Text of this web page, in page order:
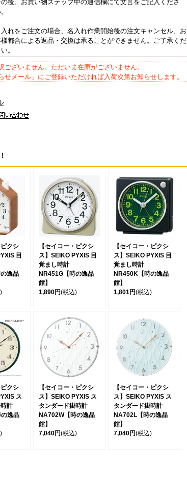
の後、お買い物ステップ中の通信欄にて文言をご記入くださ
れをご注文の場合、名入れ作業開始後の注文キャンセル、お
都合による返品・交換は承ることができません。ご了承くだ
。
ございません。ただいま在庫がございません。
せメール」にご登録いただければ入荷次第お知らせします。
ピクシ
目
逸品
【セイコー・ピクシ
ス】SEIKO PYXIS 目
覚まし時計
NR451G【時の逸品
館】
1,890円(税込)
【セイコー・ピクシ
ス】SEIKO PYXIS 目
覚まし時計
NR450K【時の逸品
館】
1,801円(税込)
ピクシ
ス
計
逸品
【セイコー・ピクシ
ス】SEIKO PYXIS ス
タンダード掛時計
NA702W【時の逸品
館】
7,040円(税込)
【セイコー・ピクシ
ス】SEIKO PYXIS ス
タンダード掛時計
NA702L【時の逸品
館】
7,040円(税込)